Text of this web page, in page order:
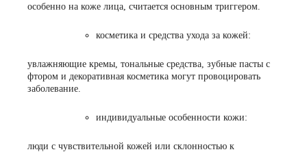
особенно на коже лица, считается основным триггером.
косметика и средства ухода за кожей:
увлажняющие кремы, тональные средства, зубные пасты с
фтором и декоративная косметика могут провоцировать
заболевание.
индивидуальные особенности кожи:
люди с чувствительной кожей или склонностью к